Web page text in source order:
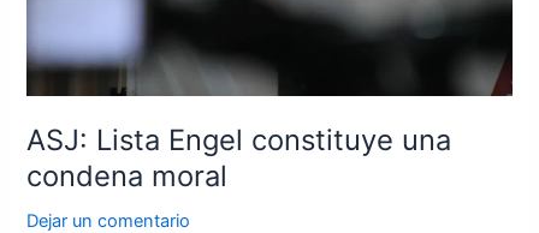
ASJ: Lista Engel constituye una
condena moral
Dejar un comentario